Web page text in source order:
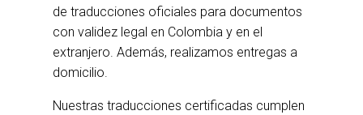
de traducciones oficiales para documentos
con validez legal en Colombia y en el
extranjero. Además, realizamos entregas a
domicilio.
Nuestras traducciones certificadas cumplen